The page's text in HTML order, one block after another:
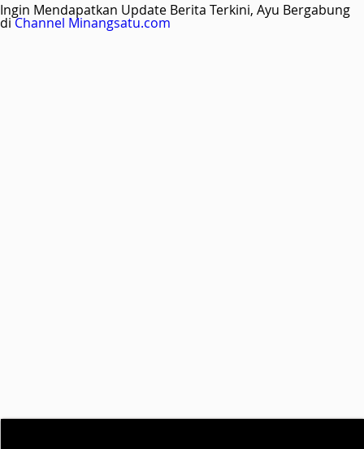
Ingin Mendapatkan Update Berita Terkini, Ayu Bergabung
diChannel Minangsatu.com